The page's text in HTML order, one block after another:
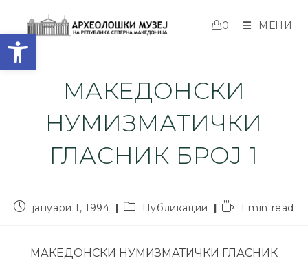
Open toolbar
0 МЕНИ
МАКЕДОНСКИ
НУМИЗМАТИЧКИ
ГЛАСНИК БРОЈ 1
јануари 1, 1994 Публикации 1 min read
МАКЕДОНСКИ НУМИЗМАТИЧКИ ГЛАСНИК